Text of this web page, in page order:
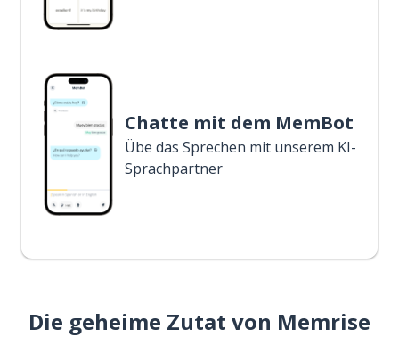
Chatte mit dem MemBot
Übe das Sprechen mit unserem KI-
Sprachpartner
Die geheime Zutat von Memrise